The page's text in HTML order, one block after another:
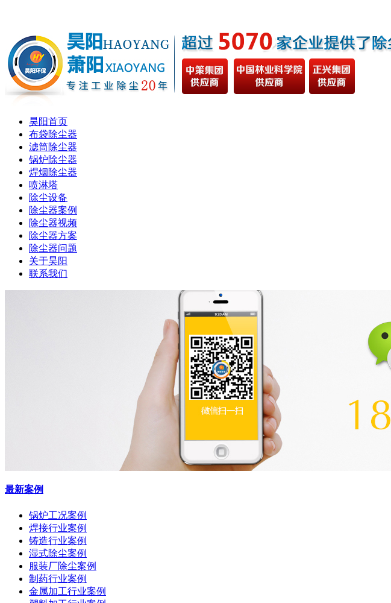
昊阳首页
布袋除尘器
滤筒除尘器
锅炉除尘器
焊烟除尘器
喷淋塔
除尘设备
除尘器案例
除尘器视频
除尘器方案
除尘器问题
关于昊阳
联系我们
最新案例
锅炉工况案例
焊接行业案例
铸造行业案例
湿式除尘案例
服装厂除尘案例
制药行业案例
金属加工行业案例